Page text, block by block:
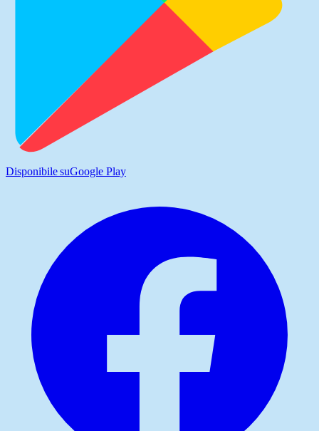
Disponibile suGoogle Play